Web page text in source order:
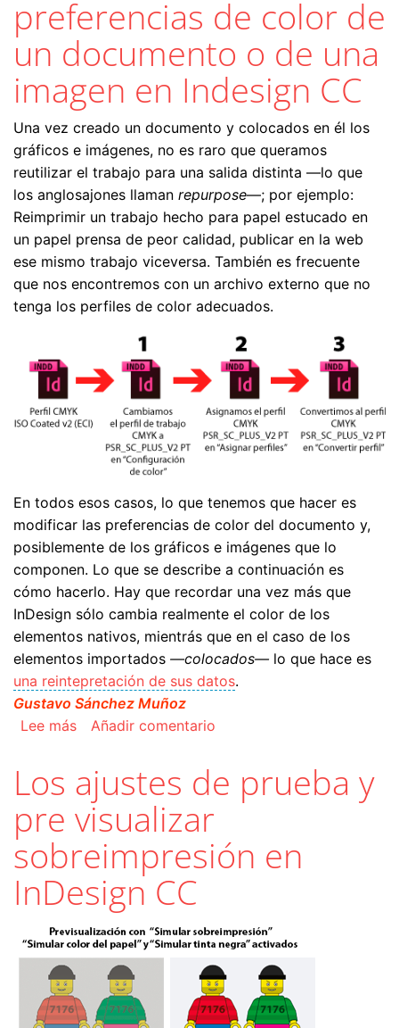
preferencias de color de
un documento o de una
imagen en Indesign CC
Una vez creado un documento y colocados en él los
gráficos e imágenes, no es raro que queramos
reutilizar el trabajo para una salida distinta —lo que
los anglosajones llaman repurpose—; por ejemplo:
Reimprimir un trabajo hecho para papel estucado en
un papel prensa de peor calidad, publicar en la web
ese mismo trabajo viceversa. También es frecuente
que nos encontremos con un archivo externo que no
tenga los perfiles de color adecuados.
En todos esos casos, lo que tenemos que hacer es
modificar las preferencias de color del documento y,
posiblemente de los gráficos e imágenes que lo
componen. Lo que se describe a continuación es
cómo hacerlo. Hay que recordar una vez más que
InDesign sólo cambia realmente el color de los
elementos nativos, mientrás que en el caso de los
elementos importados —colocados— lo que hace es
una reintepretación de sus datos.
Gustavo Sánchez Muñoz
Lee mássobre Cómo modificar las preferencias de
Añadir comentario
Los ajustes de prueba y
pre visualizar
sobreimpresión en
InDesign CC